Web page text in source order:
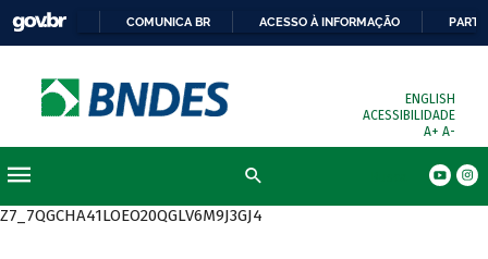
COMUNICA BR ACESSO À INFORMAÇÃO
ENGLISH
ACESSIBILIDADE
A+ A-
Z7_7QGCHA41LOEO20QGLV6M9J3GJ4